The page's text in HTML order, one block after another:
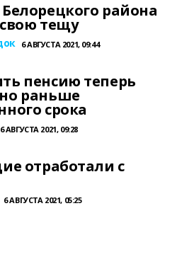
района
тещу
6 АВГУСТА 2021, 09:44
пенсию теперь
раньше
срока
6 АВГУСТА 2021, 09:28
отработали с
6 АВГУСТА 2021, 05:25